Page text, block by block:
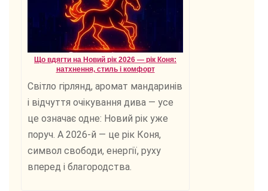
Що вдягти на Новий рік 2026 — рік Коня:
натхнення, стиль і комфорт
Світло гірлянд, аромат мандаринів
і відчуття очікування дива — усе
це означає одне: Новий рік уже
поруч. А 2026-й — це рік Коня,
символ свободи, енергії, руху
вперед і благородства.